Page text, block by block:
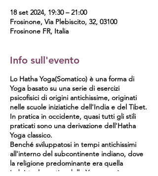
18 set 2024, 19:30 – 21:00
Frosinone, Via Plebiscito, 32, 03100
Frosinone FR, Italia
Info sull'evento
Lo Hatha Yoga(Somatico) è una forma di
Yoga basato su una serie di esercizi
psicofisici di origini antichissime, originati
nelle scuole iniziatiche dell'India e del Tibet.
In pratica in occidente, quasi tutti gli stili
praticati sono una derivazione dell'Hatha
Yoga classico.
Benché sviluppatosi in tempi antichissimi
all'interno del subcontinente indiano, dove
la religione predominante era quella
induista, la pratica dello Yoga non è una